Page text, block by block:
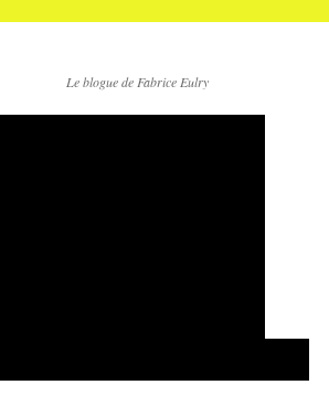
Le blogue de Fabrice Eulry